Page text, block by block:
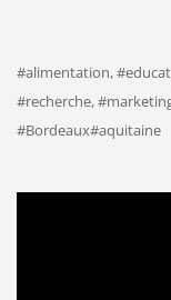
#alimentation,
#recherche,
#Bordeaux#aquitaine